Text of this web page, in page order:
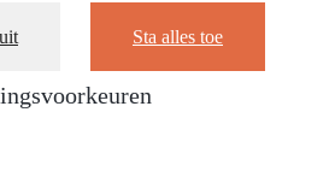
Sta alles toe